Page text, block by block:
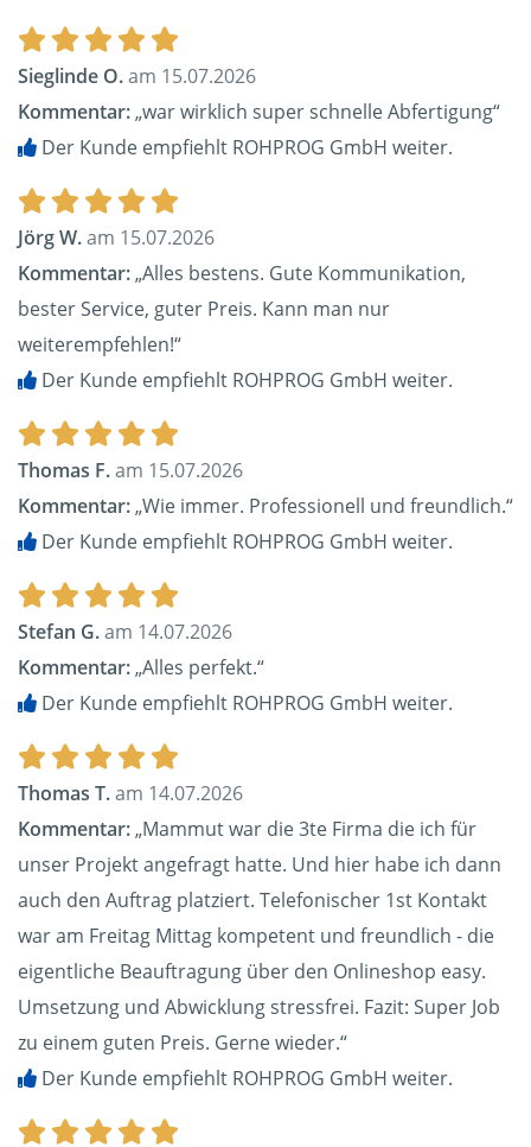
Sieglinde O.am 15.07.2026
Kommentar:„war wirklich super schnelle Abfertigung“
Der Kunde empfiehlt ROHPROG GmbH weiter.
Jörg W.am 15.07.2026
Kommentar:„Alles bestens. Gute Kommunikation,
bester Service, guter Preis. Kann man nur
weiterempfehlen!“
Der Kunde empfiehlt ROHPROG GmbH weiter.
Thomas F.am 15.07.2026
Kommentar:„Wie immer. Professionell und freundlich.“
Der Kunde empfiehlt ROHPROG GmbH weiter.
Stefan G.am 14.07.2026
Kommentar:„Alles perfekt.“
Der Kunde empfiehlt ROHPROG GmbH weiter.
Thomas T.am 14.07.2026
Kommentar:„Mammut war die 3te Firma die ich für
unser Projekt angefragt hatte. Und hier habe ich dann
auch den Auftrag platziert. Telefonischer 1st Kontakt
war am Freitag Mittag kompetent und freundlich - die
eigentliche Beauftragung über den Onlineshop easy.
Umsetzung und Abwicklung stressfrei. Fazit: Super Job
zu einem guten Preis. Gerne wieder.“
Der Kunde empfiehlt ROHPROG GmbH weiter.